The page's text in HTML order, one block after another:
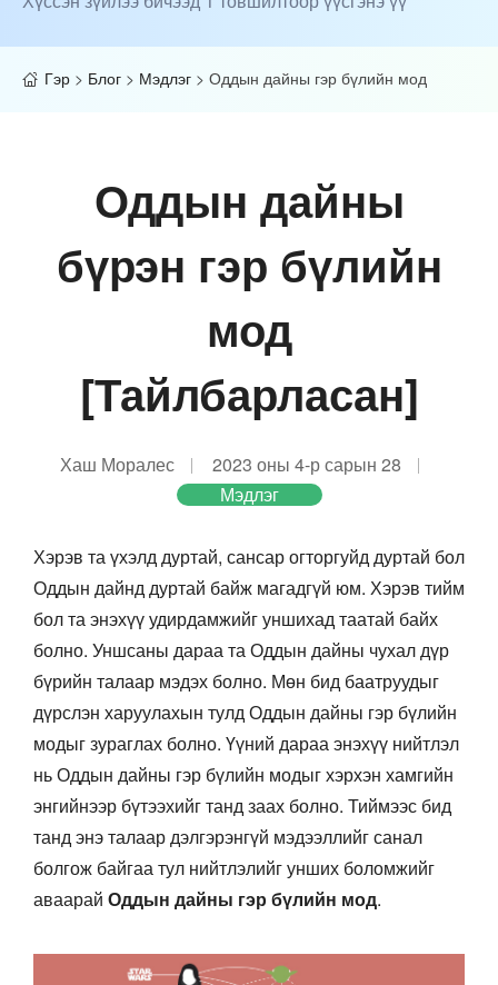
Гэр > Блог > Мэдлэг > Оддын дайны гэр бүлийн мод
Оддын дайны
бүрэн гэр бүлийн
мод
[Тайлбарласан]
Хаш Моралес
2023 оны 4-р сарын 28
Мэдлэг
Хэрэв та үхэлд дуртай, сансар огторгуйд дуртай бол
Оддын дайнд дуртай байж магадгүй юм. Хэрэв тийм
бол та энэхүү удирдамжийг уншихад таатай байх
болно. Уншсаны дараа та Оддын дайны чухал дүр
бүрийн талаар мэдэх болно. Мөн бид баатруудыг
дүрслэн харуулахын тулд Оддын дайны гэр бүлийн
модыг зураглах болно. Үүний дараа энэхүү нийтлэл
нь Оддын дайны гэр бүлийн модыг хэрхэн хамгийн
энгийнээр бүтээхийг танд заах болно. Тиймээс бид
танд энэ талаар дэлгэрэнгүй мэдээллийг санал
болгож байгаа тул нийтлэлийг унших боломжийг
аваарай Оддын дайны гэр бүлийн мод.